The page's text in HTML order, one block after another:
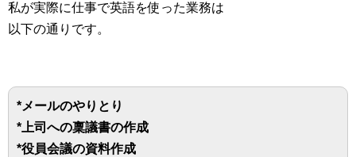
私が実際に仕事で英語を使った業務は
以下の通りです。
*メールのやりとり
*上司への稟議書の作成
*役員会議の資料作成